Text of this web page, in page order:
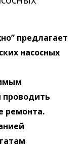
предлагает
насосных
ремонта.